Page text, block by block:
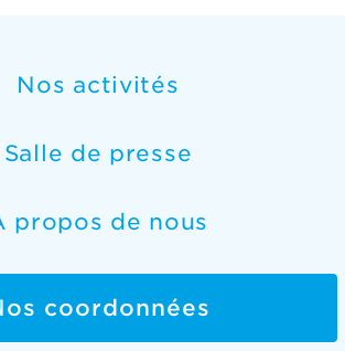
Nos activités
Salle de presse
propos de nous
coordonnées